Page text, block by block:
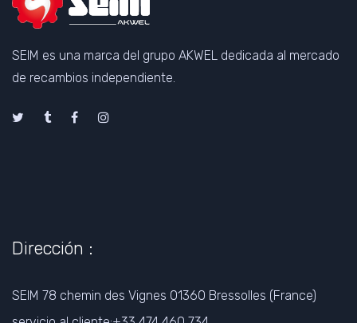
SEIM es una marca del grupo AKWEL dedicada al mercado
de recambios independiente.
Dirección :
SEIM 78 chemin des Vignes 01360 Bressolles (France)